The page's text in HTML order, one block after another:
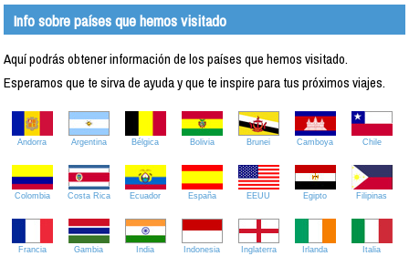
Info sobre países que hemos visitado
Aquí podrás obtener información de los países que hemos visitado.
Esperamos que te sirva de ayuda y que te inspire para tus próximos viajes.
Andorra Argentina Bélgica Bolivia Brunei Camboya Chile
Colombia Costa Rica Ecuador España EEUU Egipto Filipinas
Francia Gambia India Indonesia Inglaterra Irlanda Italia